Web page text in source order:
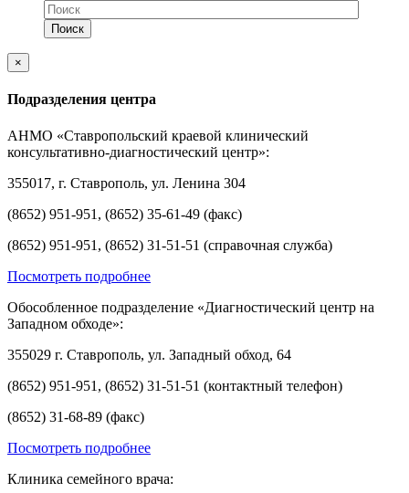
×
Подразделения центра
АНМО «Ставропольский краевой клинический
консультативно-диагностический центр»:
355017, г. Ставрополь, ул. Ленина 304
(8652) 951-951, (8652) 35-61-49 (факс)
(8652) 951-951, (8652) 31-51-51 (справочная служба)
Посмотреть подробнее
Обособленное подразделение «Диагностический центр на
Западном обходе»:
355029 г. Ставрополь, ул. Западный обход, 64
(8652) 951-951, (8652) 31-51-51 (контактный телефон)
(8652) 31-68-89 (факс)
Посмотреть подробнее
Клиника семейного врача: